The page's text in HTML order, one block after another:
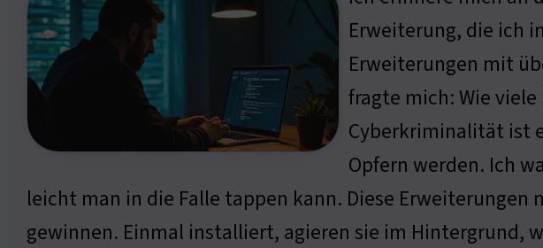
Erweiterung, die ich
Erweiterungen mit
fragte mich: Wie
Cyberkriminalität ist
Opfern werden. Ich
leicht man in die Falle tappen kann. Diese
gewinnen. Einmal installiert, agieren sie im Hintergrund,